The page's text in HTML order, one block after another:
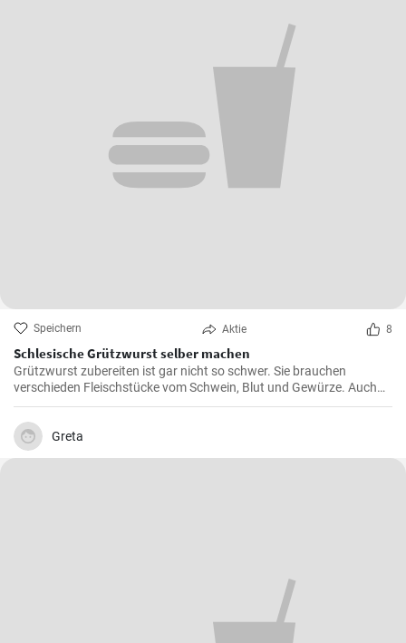
Speichern Aktie 8
Schlesische Grützwurst selber machen
Grützwurst zubereiten ist gar nicht so schwer. Sie brauchen
verschieden Fleischstücke vom Schwein, Blut und Gewürze. Auch
das klassische DDR Gericht Tote Oma wird mit Grützwurst
zubereitet. Die Grütze (aus Getreide) bindet die Wurst .
Greta